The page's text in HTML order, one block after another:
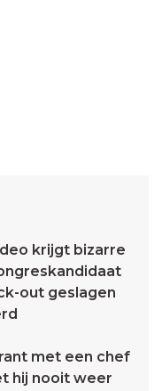
krijgt bizarre
out geslagen
met een chef
hij nooit weer